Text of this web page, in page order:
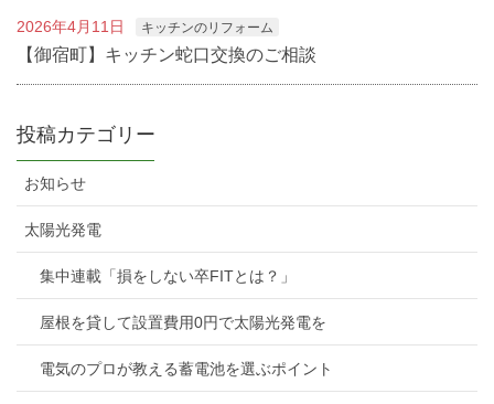
2026年4月11日 キッチンのリフォーム
【御宿町】キッチン蛇口交換のご相談
投稿カテゴリー
お知らせ
太陽光発電
集中連載「損をしない卒FITとは？」
屋根を貸して設置費用0円で太陽光発電を
電気のプロが教える蓄電池を選ぶポイント